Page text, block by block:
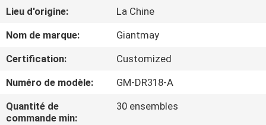
SUJET
DE
NOUS
VISITE
D'USINE
Lieu d'origine:
La Chine
Nom de marque:
Giantmay
Certification:
Customized
Numéro de modèle:
GM-DR318-A
Quantité de
commande min:
30 ensembles